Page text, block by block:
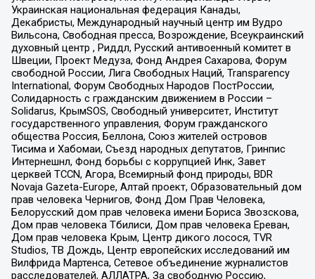
Украинская национальная федерация Канады,
Декабристы, Международный научный центр им Вудро
Вильсона, Свободная пресса, Возрождение, Всеукраинский
духовный центр , Риддл, Русский антивоенный комитет в
Швеции, Проект Медуза, Фонд Андрея Сахарова, Форум
свободной России, Лига Свободных Наций, Transparеncy
International, Форум Свободных Народов ПостРоссии,
Солидарность с гражданским движением в России –
Solidarus, КрымSOS, Свободный университет, Институт
государственного управления, Форум гражданского
общества Россия, Беллона, Союз жителей островов
Тисима и Хабомаи, Съезд народных депутатов, Гринпис
Интернешнл, Фонд борьбы с коррупцией Инк, Завет
церквей TCCN, Агора, Всемирный фонд природы, BDR
Novaja Gazeta-Europe, Алтай проект, Образовательный дом
прав человека Чернигов, Фонд Дом Прав Человека,
Белорусский дом прав человека имени Бориса Звозскова,
Дом прав человека Тбилиси, Дом прав человека Ереван,
Дом прав человека Крым, Центр дикого лосося, TVR
Studios, ТВ Дождь, Центр европейских исследований им
Вилфрида Мартенса, Сетевое объединение журналистов
расследователей, АЛЛАТРА, За свободную Россию,